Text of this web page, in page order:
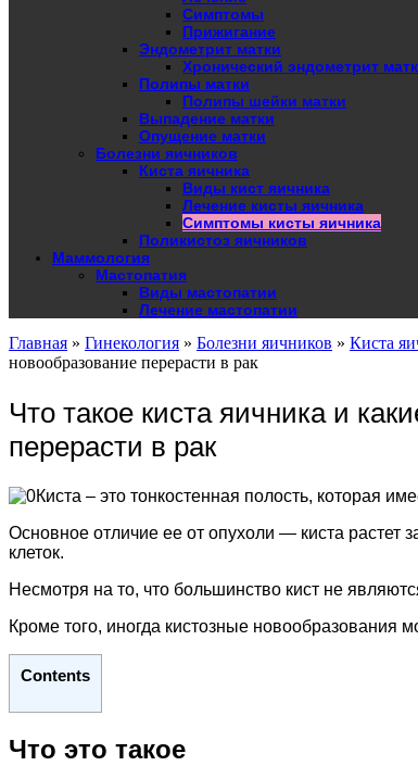
Симптомы
Прижигание
Эндометрит матки
Хронический эндометрит
Полипы матки
Полипы шейки матки
Выпадение матки
Опущение матки
Болезни яичников
Киста яичника
Виды кист яичника
Лечение кисты яичника
Симптомы кисты яичника
Поликистоз яичников
Маммология
Мастопатия
Виды мастопатии
Лечение мастопатии
Главная » Гинекология » Болезни яичников » Киста
новообразование перерасти в рак
Что такое киста яичника и
перерасти в рак
Киста – это тонкостенная полость, которая
Основное отличие ее от опухоли — киста растет
клеток.
Несмотря на то, что большинство кист не
Кроме того, иногда кистозные новообразования
Contents
Что это такое